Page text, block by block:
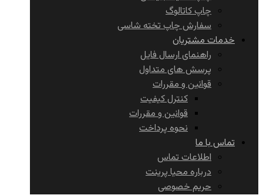
چاپ کاتالوگ
سفارش چاپ تخته شاسی
خدمات مشتریان
راهنمای ارسال فایل
پرسش های متداول
قوانین و مقررات
کنترل کیفیت
قوانین و مقررات
نحوه پرداخت
تماس با ما
اطلاعات تماس
درباره محیا پرینت
حریم خصوصی